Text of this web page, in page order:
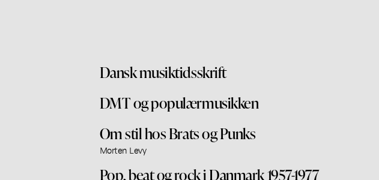
Dansk musiktidsskrift
DMT og populærmusikken
Om stil hos Brats og Punks
Morten Levy
Pop, beat og rock i Danmark 1957-1977